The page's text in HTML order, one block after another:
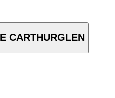
CARTHURGLEN